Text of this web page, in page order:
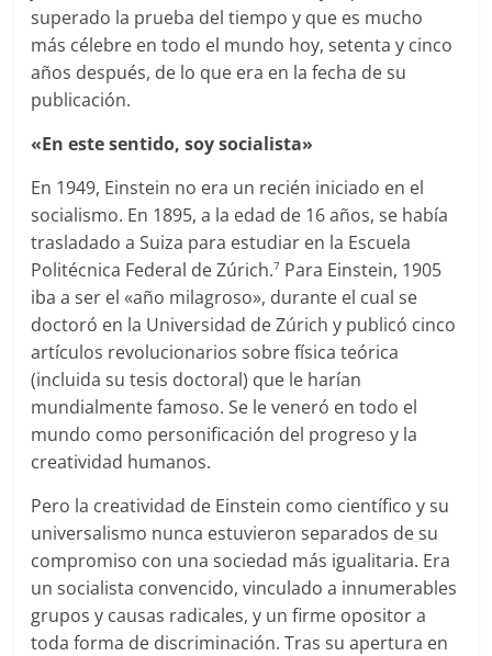
superado la prueba del tiempo y que es mucho
más célebre en todo el mundo hoy, setenta y cinco
años después, de lo que era en la fecha de su
publicación.
«En este sentido, soy socialista»
En 1949, Einstein no era un recién iniciado en el
socialismo. En 1895, a la edad de 16 años, se había
trasladado a Suiza para estudiar en la Escuela
Politécnica Federal de Zúrich.7 Para Einstein, 1905
iba a ser el «año milagroso», durante el cual se
doctoró en la Universidad de Zúrich y publicó cinco
artículos revolucionarios sobre física teórica
(incluida su tesis doctoral) que le harían
mundialmente famoso. Se le veneró en todo el
mundo como personificación del progreso y la
creatividad humanos.
Pero la creatividad de Einstein como científico y su
universalismo nunca estuvieron separados de su
compromiso con una sociedad más igualitaria. Era
un socialista convencido, vinculado a innumerables
grupos y causas radicales, y un firme opositor a
toda forma de discriminación. Tras su apertura en